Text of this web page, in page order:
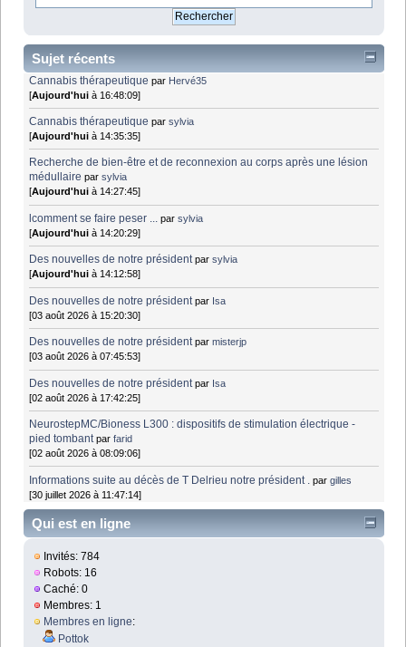
Sujet récents
Cannabis thérapeutique par Hervé35
[Aujourd'hui à 16:48:09]
Cannabis thérapeutique parsylvia
[Aujourd'hui à 14:35:35]
Recherche de bien-être et de reconnexion au corps après une lésion
médullaire parsylvia
[Aujourd'hui à 14:27:45]
lcomment se faire peser ... parsylvia
[Aujourd'hui à 14:20:29]
Des nouvelles de notre président parsylvia
[Aujourd'hui à 14:12:58]
Des nouvelles de notre président par Isa
[03 août 2026 à 15:20:30]
Des nouvelles de notre président parmisterjp
[03 août 2026 à 07:45:53]
Des nouvelles de notre président par Isa
[02 août 2026 à 17:42:25]
NeurostepMC/Bioness L300 : dispositifs de stimulation électrique -
pied tombant parfarid
[02 août 2026 à 08:09:06]
Informations suite au décès de T Delrieu notre président . pargilles
[30 juillet 2026 à 11:47:14]
Qui est en ligne
Invités: 784
Robots: 16
Caché: 0
Membres: 1
Membres en ligne:
Pottok